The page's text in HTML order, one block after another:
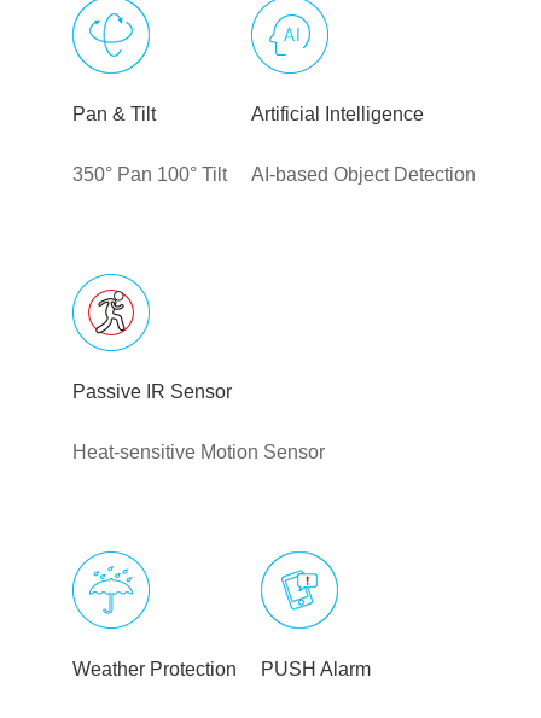
Pan & Tilt
350° Pan 100° Tilt
Artificial Intelligence
AI-based Object Detection
Passive IR Sensor
Heat-sensitive Motion Sensor
Weather Protection PUSH Alarm